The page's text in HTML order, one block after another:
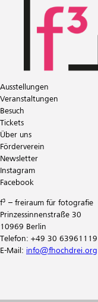
Ausstellungen
Veranstaltungen
Besuch
Tickets
Über uns
Förderverein
Newsletter
Instagram
Facebook
f³ – freiraum für fotografie
Prinzessinnenstraße 30
10969 Berlin
Telefon: +49 30 63961119
E-Mail: info@fhochdrei.org